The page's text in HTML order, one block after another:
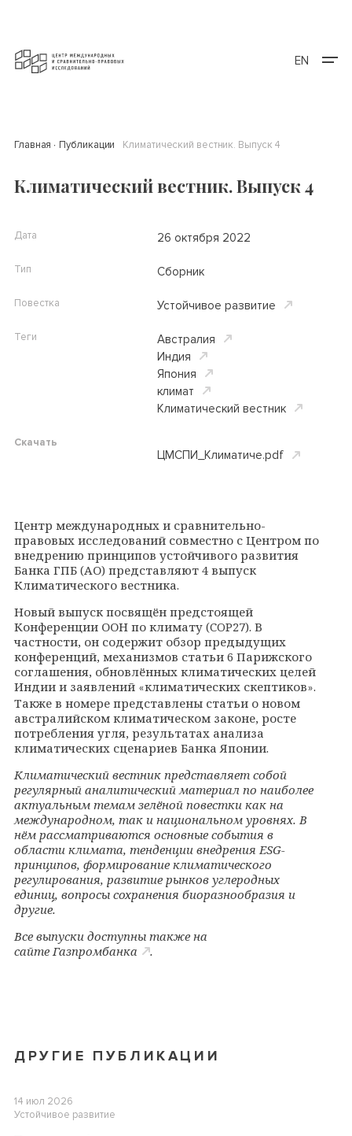
EN
Главная Публикации Климатический вестник. Выпуск 4
Климатический вестник. Выпуск 4
Центр международных и сравнительно-
правовых исследований совместно с Центром по
внедрению принципов устойчивого развития
Банка ГПБ (АО) представляют 4 выпуск
Климатического вестника.
Новый выпуск посвящён предстоящей
Конференции ООН по климату (COP27). В
частности, он содержит обзор предыдущих
конференций, механизмов статьи 6 Парижского
соглашения, обновлённых климатических целей
Индии и заявлений «климатических скептиков».
Также в номере представлены статьи о новом
австралийском климатическом законе, росте
потребления угля, результатах анализа
климатических сценариев Банка Японии.
Климатический вестник представляет собой
регулярный аналитический материал по наиболее
актуальным темам зелёной повестки как на
международном, так и национальном уровнях. В
нём рассматриваются основные события в
области климата, тенденции внедрения ESG-
принципов, формирование климатического
регулирования, развитие рынков углеродных
единиц, вопросы сохранения биоразнообразия и
другие.
Все выпуски доступны также на
сайте Газпромбанка .
Дата 26 октября 2022
Тип Сборник
Повестка Устойчивое развитие
Теги
Австралия
Индия
Япония
климат
Климатический вестник
Скачать
ЦМСПИ_Климатиче.pdf
ДРУГИЕ ПУБЛИКАЦИИ
14 июл 2026
Устойчивое развитие